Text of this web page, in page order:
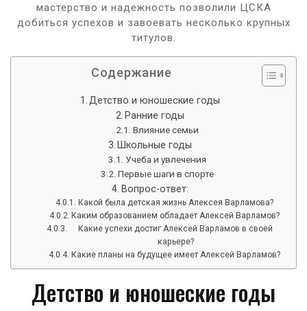
мастерство и надежность позволили ЦСКА
добиться успехов и завоевать несколько крупных
титулов.
Содержание
Детство и юношеские годы
Ранние годы
Влияние семьи
Школьные годы
Учеба и увлечения
Первые шаги в спорте
Вопрос-ответ:
Какой была детская жизнь Алексея Варламова?
Каким образованием обладает Алексей Варламов?
Какие успехи достиг Алексей Варламов в своей
карьере?
Какие планы на будущее имеет Алексей Варламов?
Детство и юношеские годы